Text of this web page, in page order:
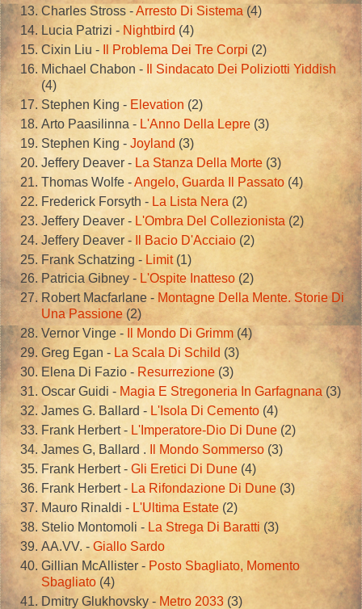
Charles Stross -Arresto Di Sistema (4)
Lucia Patrizi - Nightbird (4)
Cixin Liu -
Il Problema Dei Tre Corpi (2)
Michael Chabon -
Il Sindacato Dei Poliziotti Yiddish
(4)
Stephen King - Elevation (2)
Arto Paasilinna - L'Anno Della Lepre (3)
Stephen King - Joyland (3)
Jeffery Deaver - La Stanza Della Morte (3)
Thomas Wolfe -Angelo, Guarda Il Passato (4)
Frederick Forsyth - La Lista Nera (2)
Jeffery Deaver - L'Ombra Del Collezionista (2)
Jeffery Deaver -
Il Bacio D'Acciaio (2)
Frank Schatzing - Limit(1)
Patricia Gibney - L'Ospite Inatteso (2)
Robert Macfarlane - Montagne Della Mente. Storie Di
Una Passione (2)
Vernor Vinge -
Il Mondo Di Grimm (4)
Greg Egan - La Scala Di Schild (3)
Elena Di Fazio - Resurrezione (3)
Oscar Guidi - Magia E Stregoneria In Garfagnana (3)
James G. Ballard - L'Isola Di Cemento (4)
Frank Herbert - L'Imperatore-Dio Di Dune (2)
James G, Ballard .
Il Mondo Sommerso (3)
Frank Herbert - Gli Eretici Di Dune (4)
Frank Herbert - La Rifondazione Di Dune (3)
Mauro Rinaldi - L'Ultima Estate (2)
Stelio Montomoli - La Strega Di Baratti (3)
AA.VV. -Giallo Sardo
Gillian McAllister - Posto Sbagliato, Momento
Sbagliato (4)
Dmitry Glukhovsky - Metro 2033 (3)